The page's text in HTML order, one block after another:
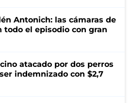
Antonich: las cámaras de
todo el episodio con gran
atacado por dos perros
indemnizado con $2,7